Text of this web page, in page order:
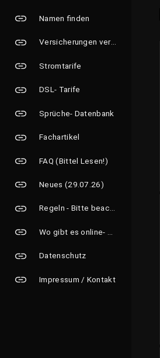
Namen finden
Versicherungen vergleichen
Stromtarife
DSL- Tarife
Sprüche- Datenbank
Fachartikel
FAQ (Bittel Lesen!)
Neues (29.07.26)
Regeln - Bitte beachten!
Wo gibt es online- Grusskarten?
Datenschutz
Impressum / Kontakt